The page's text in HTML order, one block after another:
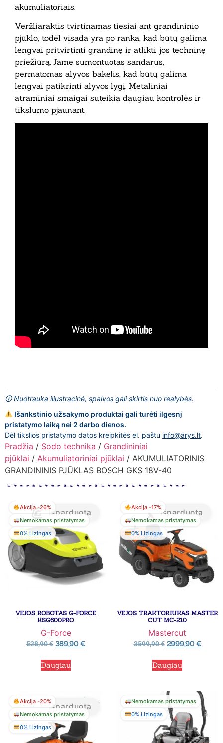
akumuliatoriais.
Veržliaraktis tvirtinamas tiesiai ant grandininio
pjūklo, todėl visada yra po ranka, kad būtų galima
lengvai pritvirtinti grandinę ir atlikti jos techninę
priežiūrą. Jame sumontuotas sandarus,
permatomas alyvos bakelis, kad būtų galima
lengvai patikrinti alyvos lygį. Metaliniai
atraminiai smaigai suteikia daugiau kontrolės ir
tikslumo pjaunant.
🛈 Nuotrauka iliustracinė, spalvos gali skirtis nuo realybės.
Išankstinio užsakymo produktai gali turėti ilgesnį
pristatymo laiką nei 2 darbo dienos.
Dėl tikslios pristatymo datos kreipkitės el. paštu info@arys.lt.
Pradžia / Sodo technika / Grandininiai
pjūklai / Akumuliatoriniai pjūklai / AKUMULIATORINIS
GRANDININIS PJŪKLAS BOSCH GKS 18V-40
Akcija -26%
Nemokamas pristatymas
0% Lizingas
Išparduota
VEJOS ROBOTAS G-FORCE
KSG600PRO
G-Force
528,90€ 389,90€
Daugiau
Akcija -17%
Nemokamas pristatymas
0% Lizingas
Išparduota
VEJOS TRAKTORIUKAS MASTER
CUT MC-210
Mastercut
3599,90€ 2999,90€
Daugiau
Akcija -20%
Nemokamas pristatymas
0% Lizingas
Išparduota
Nemokamas pristatymas
0% Lizingas